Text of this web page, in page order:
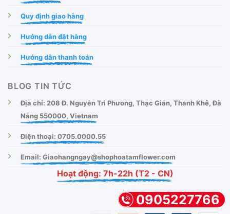
Quy định giao hàng
Hướng dẫn đặt hàng
Hướng dẫn thanh toán
BLOG TIN TỨC
Địa chỉ: 208 Đ. Nguyễn Tri Phương, Thạc Gián, Thanh Khê, Đà
Nẵng 550000, Vietnam
Điện thoại: 0705.0000.55
Email: Giaohangngay@shophoatamflower.com
Hoạt động: 7h-22h (T2 - CN)
0905227766